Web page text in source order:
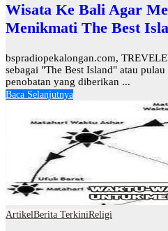
Wisata Ke Bali Agar
Menikmati The Best
bspradiopekalongan.com,
sebagai "The Best Island" atau
penobatan yang diberikan ...
Baca Selanjutnya
ArtikelBerita TerkiniReligi